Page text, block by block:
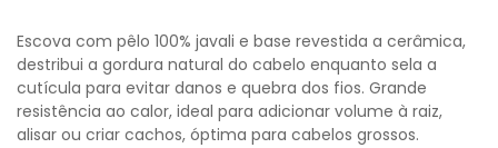
Escova com pêlo 100% javali e base revestida a cerâmica,
destribui a gordura natural do cabelo enquanto sela a
cutícula para evitar danos e quebra dos fios. Grande
resistência ao calor, ideal para adicionar volume à raiz,
alisar ou criar cachos, óptima para cabelos grossos.